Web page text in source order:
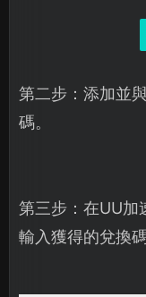
第二步：添加並
碼。
第三步：在UU加
輸入獲得的兌換